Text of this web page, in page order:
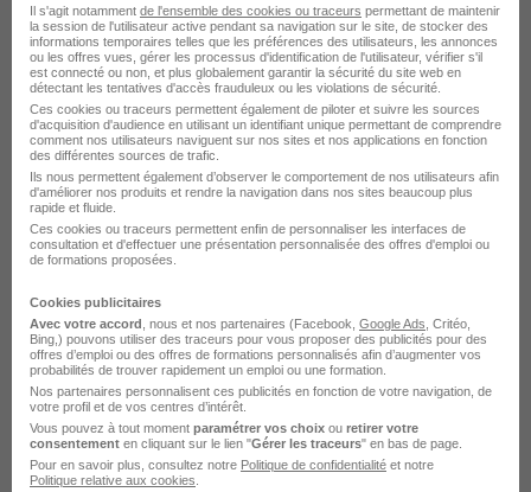
Agent d'Escale Ferroviaire en Gare de
Strasbourg H/F
Sncf Voyageurs
Strasbourg - 67 CDD
Cette offre n’est plus disponible depuis le 12/06/26
Emplois & formations
Emploi Commercial en gare
Emploi Ferroviaire
Il s'agit notamment de l'ensemble des cookies ou traceurs permettant de maintenir
la session de l'utilisateur active pendant sa navigation sur le site, de stocker des
informations temporaires telles que les préférences des utilisateurs, les annonces
ou les offres vues, gérer les processus d'identification de l'utilisateur, vérifier s'il
est connecté ou non, et plus globalement garantir la sécurité du site web en
détectant les tentatives d'accès frauduleux ou les violations de sécurité.
Ces cookies ou traceurs permettent également de piloter et suivre les sources
d'acquisition d'audience en utilisant un identifiant unique permettant de comprendre
comment nos utilisateurs naviguent sur nos sites et nos applications en fonction
des différentes sources de trafic.
Ils nous permettent également d’observer le comportement de nos utilisateurs afin
d'améliorer nos produits et rendre la navigation dans nos sites beaucoup plus
rapide et fluide.
Ces cookies ou traceurs permettent enfin de personnaliser les interfaces de
consultation et d'effectuer une présentation personnalisée des offres d'emploi ou
de formations proposées.
Cookies publicitaires
Avec votre accord , nous et nos partenaires (Facebook, Google Ads , Critéo,
Bing,) pouvons utiliser des traceurs pour vous proposer des publicités pour des
offres d’emploi ou des offres de formations personnalisés afin d’augmenter vos
probabilités de trouver rapidement un emploi ou une formation.
Nos partenaires personnalisent ces publicités en fonction de votre navigation, de
votre profil et de vos centres d’intérêt.
Vous pouvez à tout moment paramétrer vos choix ou retirer votre
consentement en cliquant sur le lien "Gérer les traceurs" en bas de page.
Pour en savoir plus, consultez notre Politique de confidentialité et notre
Politique relative aux cookies